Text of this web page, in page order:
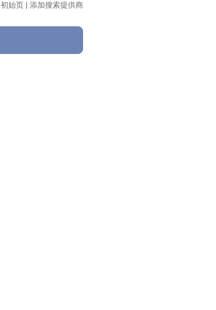
初始页 | 添加搜索提供商